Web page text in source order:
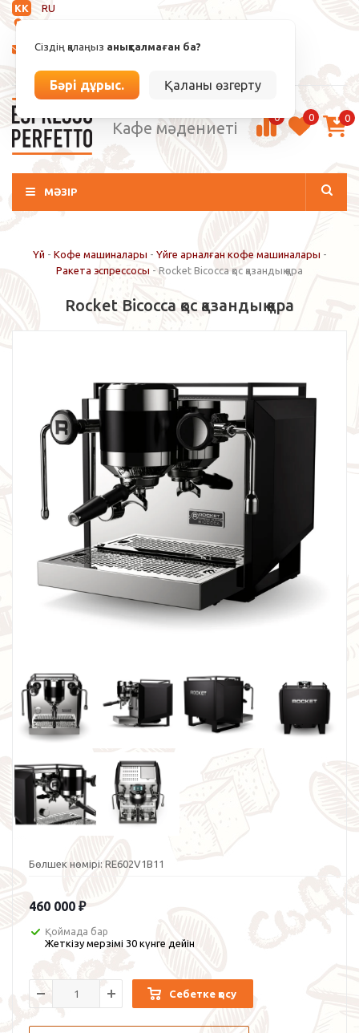
KK
RU
Сіздің қалаңыз анықталмаған ба?
Бәрі дұрыс. Қаланы өзгерту
info@espressoperfetto.kz
Кафе мәдениеті
0 0 0
МӘЗІР
Үй - Кофе машиналары - Үйге арналған кофе машиналары -
Ракета эспрессосы - Rocket Bicocca қос қазандық қара
Rocket Bicocca қос қазандық қара
Бөлшек нөмірі: RE602V1B11
460 000 ₽
Қоймада бар
Жеткізу мерзімі 30 күнге дейін
Себетке қосу